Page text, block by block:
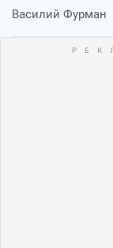
Василий Фурман